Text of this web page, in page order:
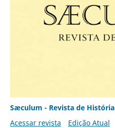
Sæculum - Revista de História
Acessar revista
Edição Atual